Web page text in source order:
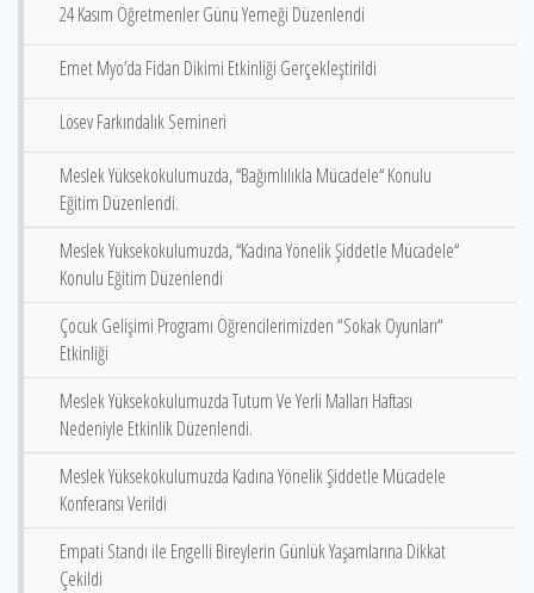
24 Kasım Öğretmenler Günü Yemeği Düzenlendi
Emet Myo’da Fidan Dikimi Etkinliği Gerçekleştirildi
Lösev Farkındalık Semineri
Meslek Yüksekokulumuzda, ‘‘Bağımlılıkla Mücadele‘‘ Konulu
Eğitim Düzenlendi.
Meslek Yüksekokulumuzda, ‘‘Kadına Yönelik Şiddetle Mücadele‘‘
Konulu Eğitim Düzenlendi
Çocuk Gelişimi Programı Öğrencilerimizden “Sokak Oyunları“
Etkinliği
Meslek Yüksekokulumuzda Tutum Ve Yerli Malları Haftası
Nedeniyle Etkinlik Düzenlendi.
Meslek Yüksekokulumuzda Kadına Yönelik Şiddetle Mücadele
Konferansı Verildi
Empati Standı ile Engelli Bireylerin Günlük Yaşamlarına Dikkat
Çekildi